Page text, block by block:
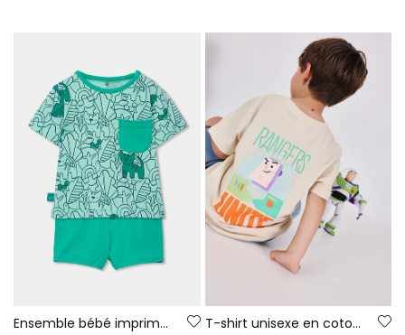
Ensemble bébé imprimé coton T-shirt unisexe en coton brun